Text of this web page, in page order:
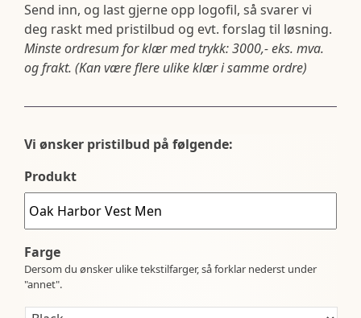
Send inn, og last gjerne opp logofil, så svarer vi
deg raskt med pristilbud og evt. forslag til løsning.
Minste ordresum for klær med trykk: 3000,- eks. mva.
og frakt. (Kan være flere ulike klær i samme ordre)
Vi ønsker pristilbud på følgende:
Produkt
Farge
Dersom du ønsker ulike tekstilfarger, så forklar nederst under
"annet".